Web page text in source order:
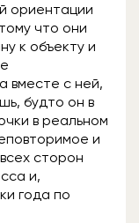
ориентации
что они
к объекту и
вместе с ней,
будто он в
в реальном
и
сторон
и,
года по